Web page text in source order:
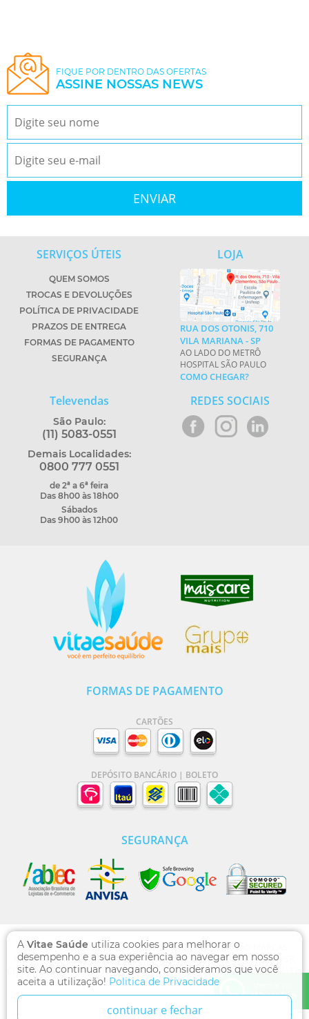
WhatsApp
A Vitae Saúde utiliza cookies para melhorar o
desempenho e a sua experiência ao navegar em nosso
site. Ao continuar navegando, consideramos que você
aceita a utilização! Politica de Privacidade
continuar e fechar
FIQUE POR DENTRO DAS OFERTAS
ASSINE NOSSAS NEWS
SERVIÇOS ÚTEIS
QUEM SOMOS
TROCAS E DEVOLUÇÕES
POLÍTICA DE PRIVACIDADE
PRAZOS DE ENTREGA
FORMAS DE PAGAMENTO
SEGURANÇA
LOJA
RUA DOS OTONIS, 710
VILA MARIANA - SP
AO LADO DO METRÔ
HOSPITAL SÃO PAULO
COMO CHEGAR?
Televendas
São Paulo:
(11) 5083-0551
Demais Localidades:
0800 777 0551
de 2ª a 6ª feira
Das 8h00 às 18h00
Sábados
Das 9h00 às 12h00
REDES SOCIAIS
FORMAS DE PAGAMENTO
CARTÕES
DEPÓSITO BANCÁRIO | BOLETO
SEGURANÇA
VITAE SAÚDE | DOMÍNIO WWW.VITAESAUDE.COM.BR SÃO MARCAS
REGISTRADAS - RUA DOS OTONIS, 710, VILA MARIANA, SÃO PAULO /SP,
CEP 04025-002 , CNPJ: 13.769.471/0001-00, FARMACÊUTICA RESPONSÁVEL:
DULCILENE DO NASCIMENTO CRF/SP 96517-7